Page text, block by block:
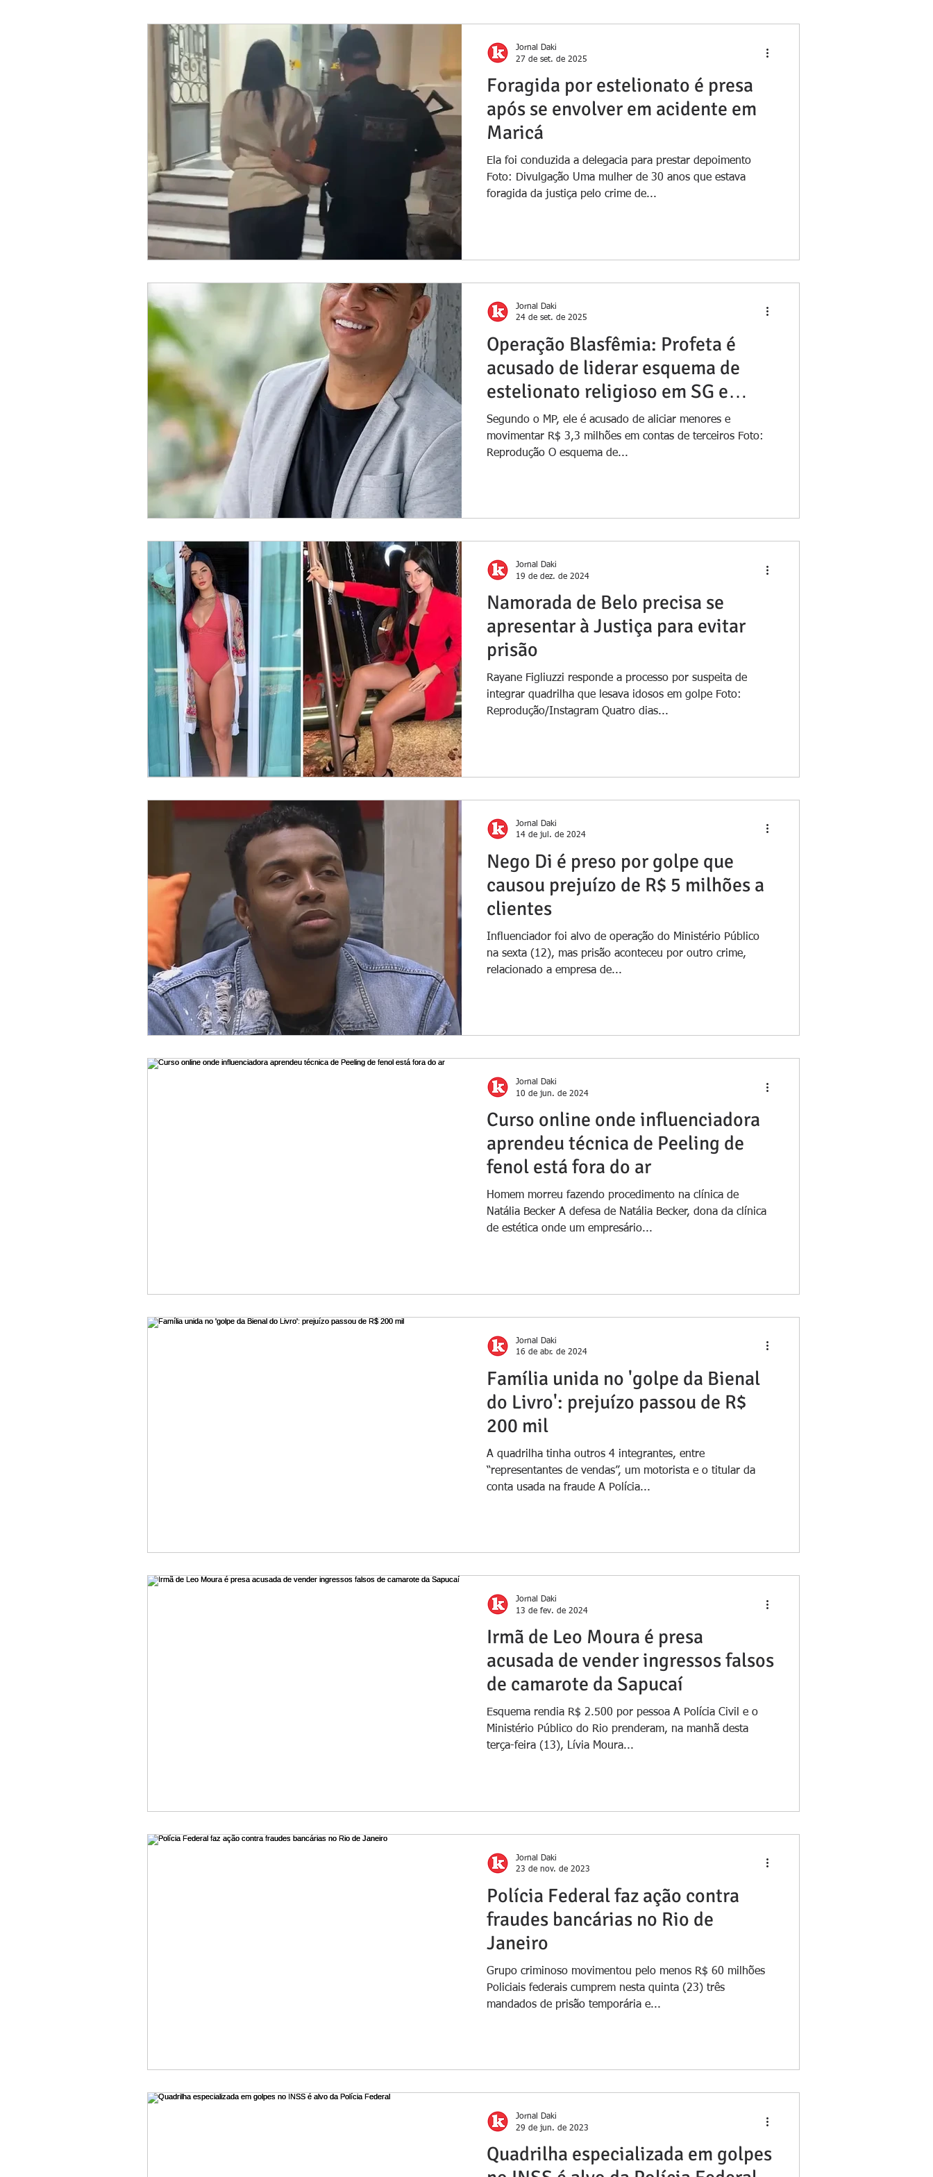
Foragida por estelionato é presa
após se envolver em acidente em
Maricá
Ela foi conduzida a delegacia para prestar depoimento
Foto: Divulgação Uma mulher de 30 anos que estava
foragida da justiça pelo crime de...
Jornal Daki
27 de set. de 2025
Operação Blasfêmia: Profeta é
acusado de liderar esquema de
estelionato religioso em SG e
Niterói
Segundo o MP, ele é acusado de aliciar menores e
movimentar R$ 3,3 milhões em contas de terceiros Foto:
Reprodução O esquema de...
Jornal Daki
24 de set. de 2025
Namorada de Belo precisa se
apresentar à Justiça para evitar
prisão
Rayane Figliuzzi responde a processo por suspeita de
integrar quadrilha que lesava idosos em golpe Foto:
Reprodução/Instagram Quatro dias...
Jornal Daki
19 de dez. de 2024
Nego Di é preso por golpe que
causou prejuízo de R$ 5 milhões a
clientes
Influenciador foi alvo de operação do Ministério Público
na sexta (12), mas prisão aconteceu por outro crime,
relacionado a empresa de...
Jornal Daki
14 de jul. de 2024
Curso online onde influenciadora
aprendeu técnica de Peeling de
fenol está fora do ar
Homem morreu fazendo procedimento na clínica de
Natália Becker A defesa de Natália Becker, dona da clínica
de estética onde um empresário...
Jornal Daki
10 de jun. de 2024
Família unida no 'golpe da Bienal
do Livro': prejuízo passou de R$
200 mil
A quadrilha tinha outros 4 integrantes, entre
“representantes de vendas”, um motorista e o titular da
conta usada na fraude A Polícia...
Jornal Daki
16 de abr. de 2024
Irmã de Leo Moura é presa
acusada de vender ingressos falsos
de camarote da Sapucaí
Esquema rendia R$ 2.500 por pessoa A Polícia Civil e o
Ministério Público do Rio prenderam, na manhã desta
terça-feira (13), Lívia Moura...
Jornal Daki
13 de fev. de 2024
Polícia Federal faz ação contra
fraudes bancárias no Rio de
Janeiro
Grupo criminoso movimentou pelo menos R$ 60 milhões
Policiais federais cumprem nesta quinta (23) três
mandados de prisão temporária e...
Jornal Daki
23 de nov. de 2023
Quadrilha especializada em golpes
Jornal Daki
29 de jun. de 2023